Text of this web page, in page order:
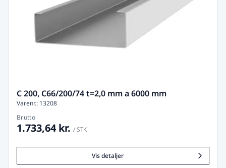
C 200, C66/200/74 t=2,0 mm a 6000 mm
Varenr.: 13208
Brutto
1.733,64 kr. / STK
Vis detaljer